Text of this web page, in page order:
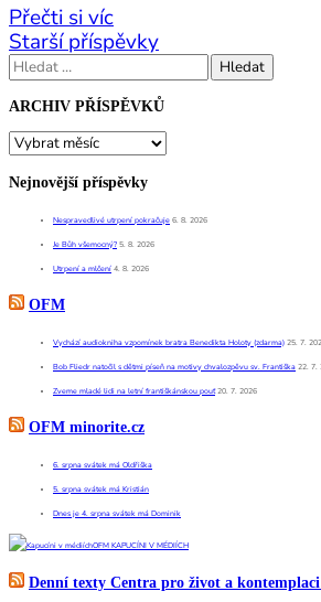
Přečti si víc
Navigace
pro
příspěvky
Starší příspěvky
Vyhledávání
ARCHIV PŘÍSPĚVKŮ
ARCHIV
Nejnovější příspěvky
Nespravedlivé utrpení pokračuje 6. 8. 2026
Je Bůh všemocný? 5. 8. 2026
Utrpení a mlčení 4. 8. 2026
OFM
Vychází audiokniha vzpomínek bratra Benedikta Holoty (zdarma) 25. 7.
Bob Fliedr natočil s dětmi píseň na motivy chvalozpěvu sv. Františka 22. 7.
Zveme mladé lidi na letní františkánskou pouť 20. 7. 2026
OFM minorite.cz
6. srpna svátek má Oldřiška
5. srpna svátek má Kristián
Dnes je 4. srpna svátek má Dominik
OFM KAPUCÍNI V MÉDIÍCH
Denní texty Centra pro život a